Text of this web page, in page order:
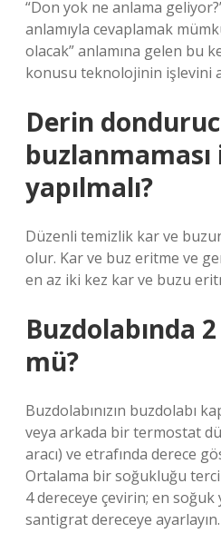
“Don yok ne anlama
anlamıyla cevaplamak
olacak” anlamına gelen bu
konusu teknolojinin işlevini
Derin
buzlanmaması
yapılmalı?
Düzenli temizlik kar ve
olur. Kar ve buz eritme ve
en az iki kez kar ve buzu
Buzdolabında
mü?
Buzdolabınızın buzdolabı
veya arkada bir termostat
aracı) ve etrafında derece
Ortalama bir soğukluğu
4 dereceye çevirin; en
santigrat dereceye ayarlayın.